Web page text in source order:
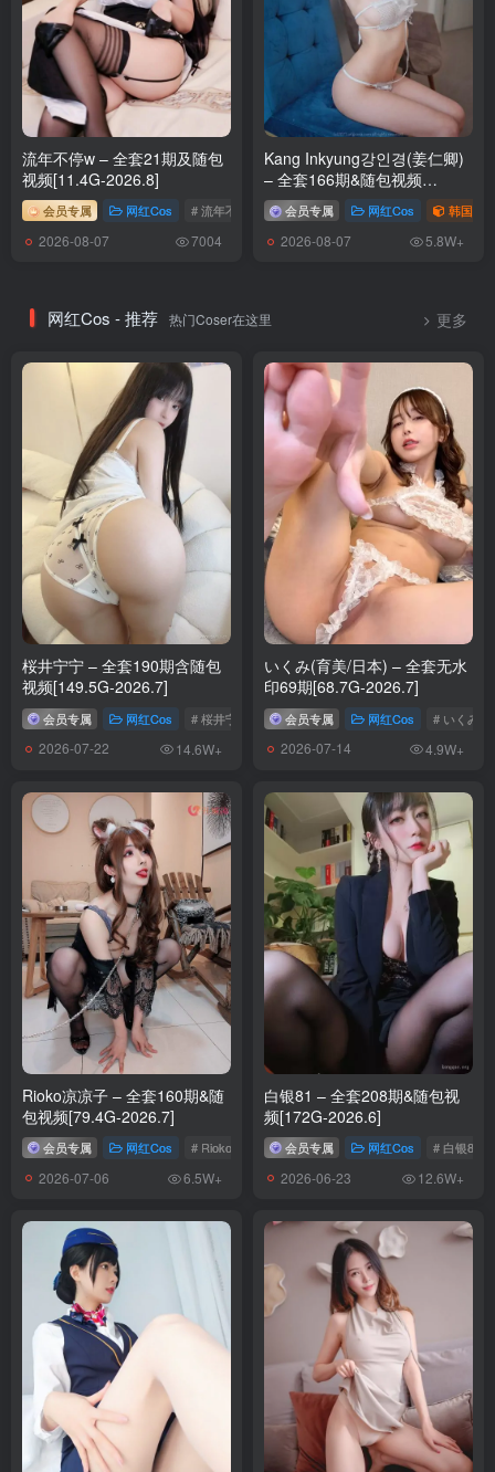
流年不停w – 全套21期及随包
视频[11.4G-2026.8]
会员专属 网红Cos # 流年不停w
2026-08-07 7004
Kang Inkyung강인경(姜仁卿)
– 全套166期&随包视频
[73.1G-2026.8]
会员专属 网红Cos 韩国（
2026-08-07 5.8W+
网红Cos - 推荐 热门Coser在这里 更多
桜井宁宁 – 全套190期含随包
视频[149.5G-2026.7]
会员专属 网红Cos # 桜井宁宁
2026-07-22 14.6W+
いくみ(育美/日本) – 全套无水
印69期[68.7G-2026.7]
会员专属 网红Cos # いくみ
2026-07-14 4.9W+
Rioko凉凉子 – 全套160期&随
包视频[79.4G-2026.7]
会员专属 网红Cos # Rioko凉凉子
2026-07-06 6.5W+
白银81 – 全套208期&随包视
频[172G-2026.6]
会员专属 网红Cos # 白银81
2026-06-23 12.6W+